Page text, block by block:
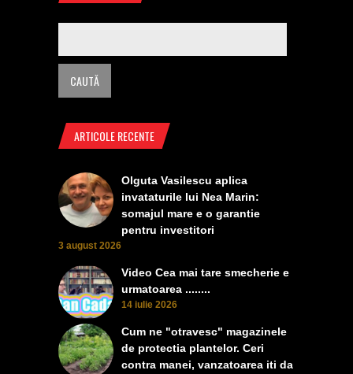
ARTICOLE RECENTE
Olguta Vasilescu aplica
invataturile lui Nea Marin:
somajul mare e o garantie
pentru investitori
3 august 2026
Video Cea mai tare smecherie e
urmatoarea ........
14 iulie 2026
Cum ne "otravesc" magazinele
de protectia plantelor. Ceri
contra manei, vanzatoarea iti da